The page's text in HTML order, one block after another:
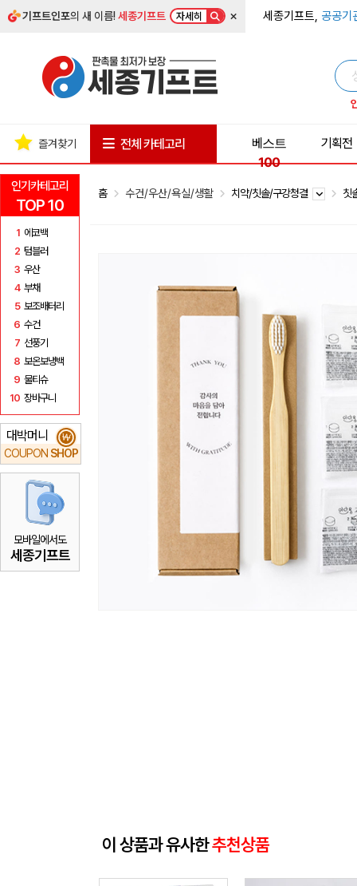
기프트인포의 새 이름!세종기프트 자세히 × 세종기프트, 공공기
인기카테고리
TOP 10
1 에코백
2 텀블러
3 우산
4 부채
5 보조배터리
6 수건
7 선풍기
8 보온보냉백
9 물티슈
10 장바구니
대박머니
COUPON SHOP
₩
모바일에서도
세종기프트
즐겨찾기 전체 카테고리
베스트
100
기획전
홈 수건/우산/욕실/생활 치약/칫솔/구강청결 칫
이 상품과 유사한추천상품